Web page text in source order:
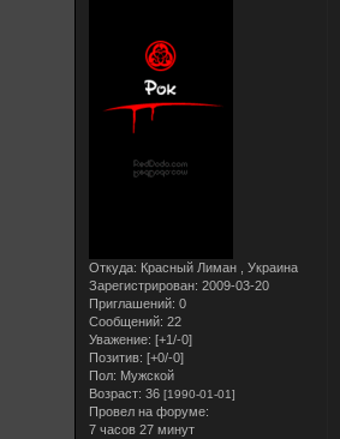
Откуда: Красный Лиман , Украина
Зарегистрирован: 2009-03-20
Приглашений: 0
Сообщений: 22
Уважение: [+1/-0]
Позитив: [+0/-0]
Пол: Мужской
Возраст: 36 [1990-01-01]
Провел на форуме:
7 часов 27 минут